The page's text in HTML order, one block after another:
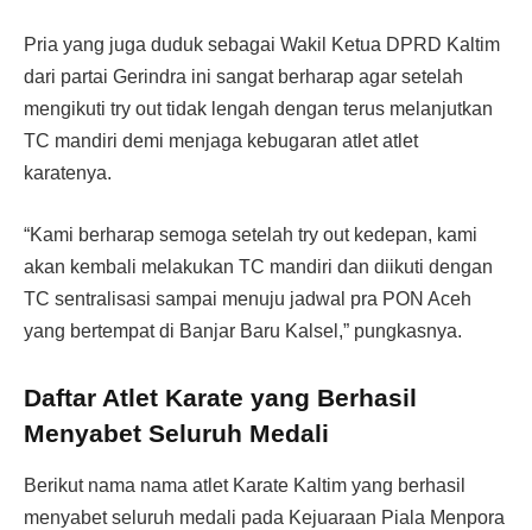
Pria yang juga duduk sebagai Wakil Ketua DPRD Kaltim
dari partai Gerindra ini sangat berharap agar setelah
mengikuti try out tidak lengah dengan terus melanjutkan
TC mandiri demi menjaga kebugaran atlet atlet
karatenya.
“Kami berharap semoga setelah try out kedepan, kami
akan kembali melakukan TC mandiri dan diikuti dengan
TC sentralisasi sampai menuju jadwal pra PON Aceh
yang bertempat di Banjar Baru Kalsel,” pungkasnya.
Daftar Atlet Karate yang Berhasil
Menyabet Seluruh Medali
Berikut nama nama atlet Karate Kaltim yang berhasil
menyabet seluruh medali pada Kejuaraan Piala Menpora